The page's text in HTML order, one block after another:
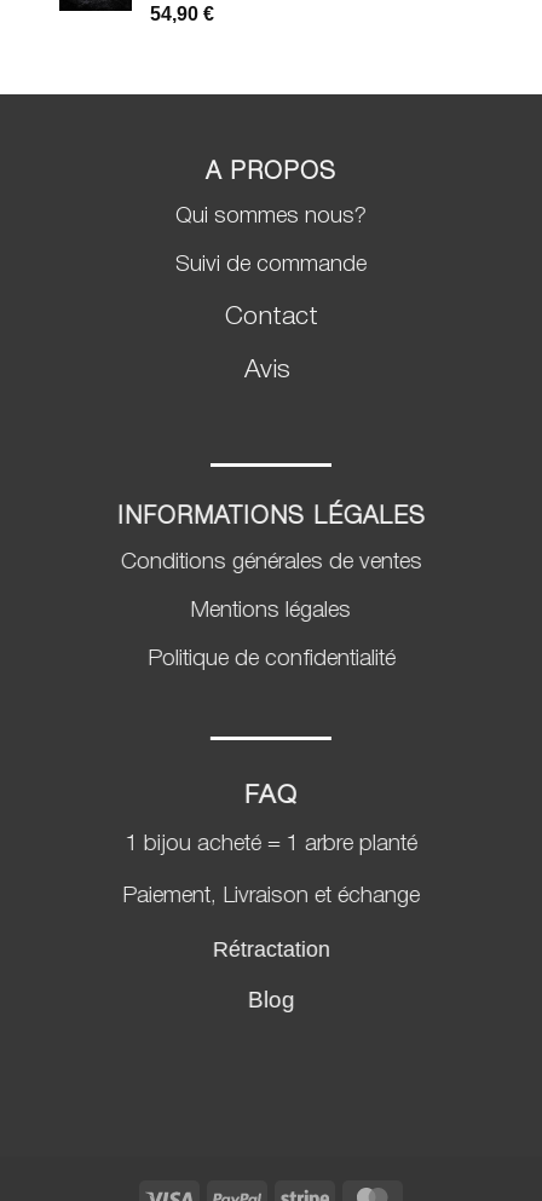
Noté5.00
2
54,90 €
A PROPOS
Qui sommes nous?
Suivi de commande
Contact
Avis
INFORMATIONS LÉGALES
Conditions générales de ventes
Mentions légales
Politique de confidentialité
FAQ
1 bijou acheté = 1 arbre planté
Paiement, Livraison et échange
Rétractation
Blog
Visa PayPal Stripe